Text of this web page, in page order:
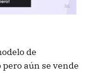
de
aún se vende